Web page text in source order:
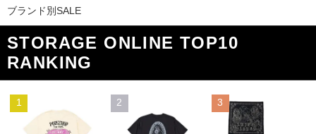
ブランド別SALE
STORAGE ONLINE TOP10
RANKING
1 2 3